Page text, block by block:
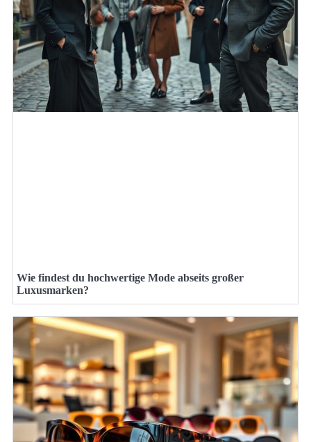
Wie findest du hochwertige Mode abseits großer
Luxusmarken?